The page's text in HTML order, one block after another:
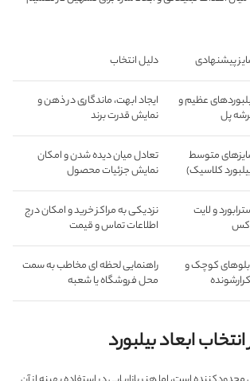
پیشنهادی دلیل انتخاب
عظیم و
پل
ایجاد ابهت، ماندگاری در ذهن و
نمایش قدرت برند
متوسط
کلاسیک)
تعادل میان دیده شدن و امکان
نمایش جزئیات محصول
و لایت
نزدیکی به مراکز خرید و امکان درج
اطلاعات تماس و قیمت
کوچک و
راهنمایی لحظه ای مخاطب به سمت
محل فروشگاه یا شعبه
ابعاد بیلبورد